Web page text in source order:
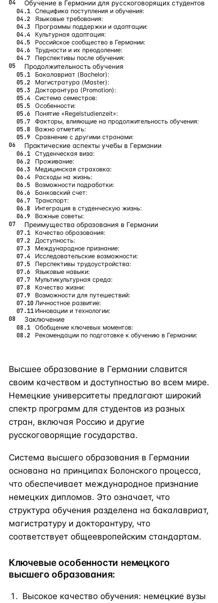
Обучение в Германии для русскоговорящих студентов
Специфика поступления и обучения:
Языковые требования:
Программы поддержки и адаптации:
Культурная адаптация:
Российское сообщество в Германии:
Трудности и их преодоление:
Перспективы после обучения:
Продолжительность обучения
Бакалавриат (Bachelor):
Магистратура (Master):
Докторантура (Promotion):
Система семестров:
Особенности:
Понятие «Regelstudienzeit»:
Факторы, влияющие на продолжительность обучения:
Важно отметить:
Сравнение с другими странами:
Практические аспекты учебы в Германии
Студенческая виза:
Проживание:
Медицинская страховка:
Расходы на жизнь:
Возможности подработки:
Банковский счет:
Транспорт:
Интеграция в студенческую жизнь:
Важные советы:
Преимущества образования в Германии
Качество образования:
Доступность:
Международное признание:
Исследовательские возможности:
Перспективы трудоустройства:
Языковые навыки:
Мультикультурная среда:
Качество жизни:
Возможности для путешествий:
Личностное развитие:
Инновации и технологии:
Заключение
Обобщение ключевых моментов:
Рекомендации по подготовке к обучению в Германии:
Высшее образование в Германии славится
своим качеством и доступностью во всем мире.
Немецкие университеты предлагают широкий
спектр программ для студентов из разных
стран, включая Россию и другие
русскоговорящие государства.
Система высшего образования в Германии
основана на принципах Болонского процесса,
что обеспечивает международное признание
немецких дипломов. Это означает, что
структура обучения разделена на бакалавриат,
магистратуру и докторантуру, что
соответствует общеевропейским стандартам.
Ключевые особенности немецкого
высшего образования:
Высокое качество обучения: немецкие вузы